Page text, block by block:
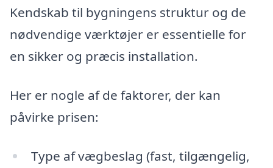
Kendskab til bygningens struktur og de
nødvendige værktøjer er essentielle for
en sikker og præcis installation.
Her er nogle af de faktorer, der kan
påvirke prisen:
Type af vægbeslag (fast, tilgængelig,